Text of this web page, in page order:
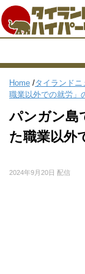
Home /タイランドニ
職業以外での就労」
パンガン島
た職業以外
2024年9月20日 配信